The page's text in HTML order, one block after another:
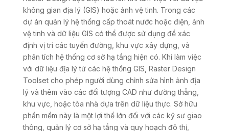
không gian địa lý (GIS) hoặc ảnh vệ tinh. Trong các
dự án quản lý hệ thống cấp thoát nước hoặc điện, ảnh
vệ tinh và dữ liệu GIS có thể được sử dụng để xác
định vị trí các tuyến đường, khu vực xây dựng, và
phân tích hệ thống cơ sở hạ tầng hiện có. Khi làm việc
với dữ liệu địa lý từ các hệ thống GIS, Raster Design
Toolset cho phép người dùng chỉnh sửa hình ảnh địa
lý và thêm vào các đối tượng CAD như đường thẳng,
khu vực, hoặc tòa nhà dựa trên dữ liệu thực. Sở hữu
phần mềm này là một lợi thế lớn đối với các kỹ sư giao
thông, quản lý cơ sở hạ tầng và quy hoạch đô thị,